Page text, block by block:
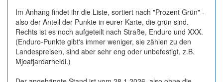
Im Anhang findet ihr die Liste, sortiert nach "Prozent Grün" -
also der Anteil der Punkte in eurer Karte, die grün sind.
Rechts ist es noch aufgeteilt nach Straße, Enduro und XXX.
(Enduro-Punkte gibt's immer weniger, sie zählen zu den
Landespreisen, sind aber sehr eng oder unbefestigt, z.B.
Mjoafjardarheidi.)